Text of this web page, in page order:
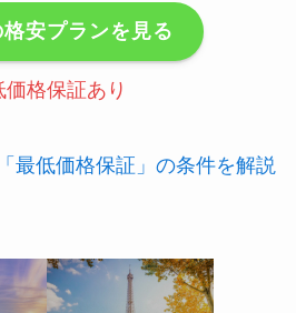
安プランを見る
価格保証あり
最低価格保証」の条件を解説